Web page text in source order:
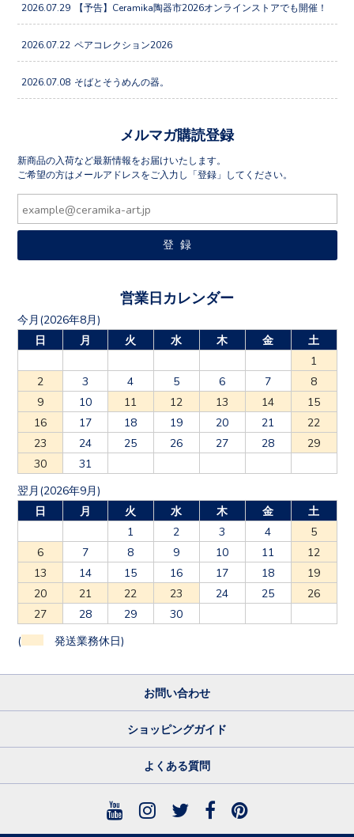
2026.07.29 【予告】Ceramika陶器市2026オンラインストアでも開催！
2026.07.22 ペアコレクション2026
2026.07.08 そばとそうめんの器。
メルマガ購読登録
新商品の入荷など最新情報をお届けいたします。
ご希望の方はメールアドレスをご入力し「登録」してください。
営業日カレンダー
今月(2026年8月)
日
月 火 水 木 金
土
1
2
3 4 5 6 7
8
9
10 11 12 13 14
15
16
17 18 19 20 21
22
23
24 25 26 27 28
29
30
31
翌月(2026年9月)
日
月 火 水 木 金
土
1
2 3 4
5
6
7 8 9 10 11
12
13
14 15 16 17 18
19
20
21 22 23 24 25
26
27
28 29 30
( 発送業務休日)
お問い合わせ
ショッピングガイド
よくある質問